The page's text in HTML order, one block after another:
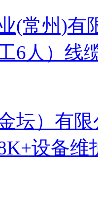
(常州)有
6人） 线
坛）有限
设备维